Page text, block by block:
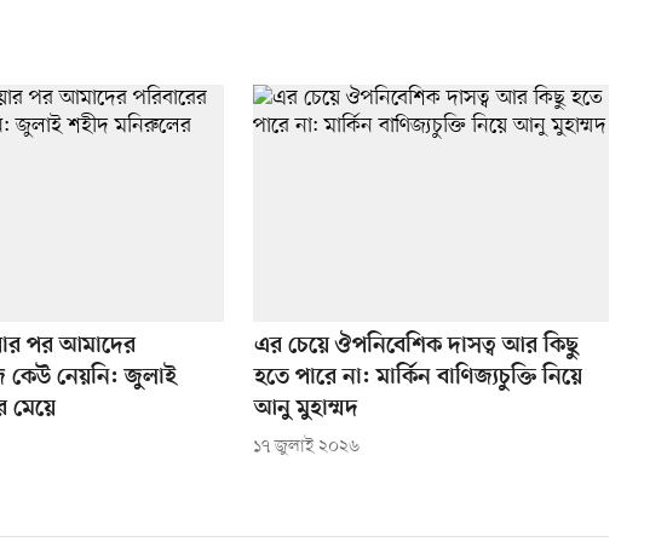
পর আমাদের
কেউ নেয়নি: জুলাই
মেয়ে
এর চেয়ে ঔপনিবেশিক দাসত্ব আর কিছু
হতে পারে না: মার্কিন বাণিজ্যচুক্তি নিয়ে
আনু মুহাম্মদ
১৭ জুলাই ২০২৬